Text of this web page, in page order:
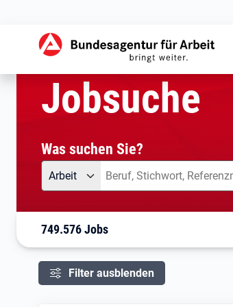
Startseite
Jobsuche
Was suchen Sie?
Angebotsart
Arbeit Was suchen Sie?
749.576 Jobs
Filter ausblenden